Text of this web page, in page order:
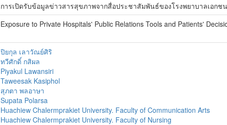
การเปิดรับข้อมูลข่าวสารสุขภาพจากสื่อประชาสัมพันธ์ของโรงพยาบาลเอก
Exposure to Private Hospitals' Public Relations Tools and Patients'
ปิยกุล เลาวัณย์ศิริ
ทวีศักดิ์ กสิผล
Piyakul Lawansiri
Taweesak Kasiphol
สุภตา พลอาษา
Supata Polarsa
Huachiew Chalermprakiet University. Faculty of Communication Arts
Huachiew Chalermprakiet University. Faculty of Nursing